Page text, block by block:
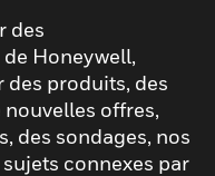
des
Honeywell,
des produits, des
offres,
des sondages, nos
connexes par